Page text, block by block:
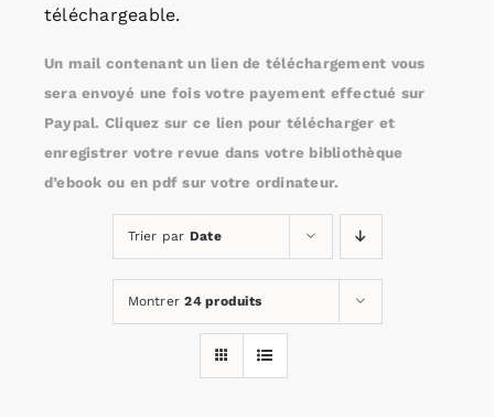
Kiosque
Annonces emploi
téléchargeable.
Un mail contenant un lien de téléchargement vous
sera envoyé une fois votre payement effectué sur
Paypal. Cliquez sur ce lien pour télécharger et
enregistrer votre revue dans votre bibliothèque
d’ebook ou en pdf sur votre ordinateur.
Trier par Date
Montrer24 produits